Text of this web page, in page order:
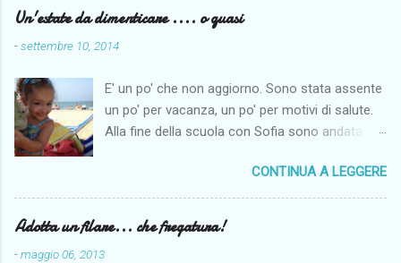
Un'estate da dimenticare .... o quasi
-settembre 10, 2014
E' un po' che non aggiorno. Sono stata assente
un po' per vacanza, un po' per motivi di salute.
Alla fine della scuola con Sofia sono andata a
di ferie solo le centrali di agosto e così per far
fare un po' di mare alla monella siamo andate al
mare dai miei. Come penso per tutti il tempo
quest'anno non è stato clemente, anche se noi
CONTINUA A LEGGERE
Adotta un filare... che fregatura!
-maggio 06, 2013